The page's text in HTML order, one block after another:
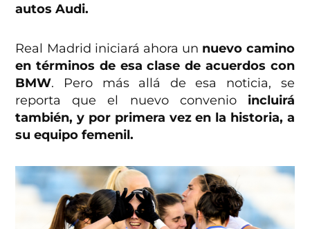
autos Audi.
Real Madrid iniciará ahora un nuevo camino
en términos de esa clase de acuerdos con
BMW. Pero más allá de esa noticia, se
reporta que el nuevo convenio incluirá
también, y por primera vez en la historia, a
su equipo femenil.